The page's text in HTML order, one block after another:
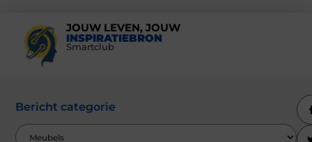
JOUW LEVEN, JOUW
INSPIRATIEBRON
Smartclub
Bericht categorie